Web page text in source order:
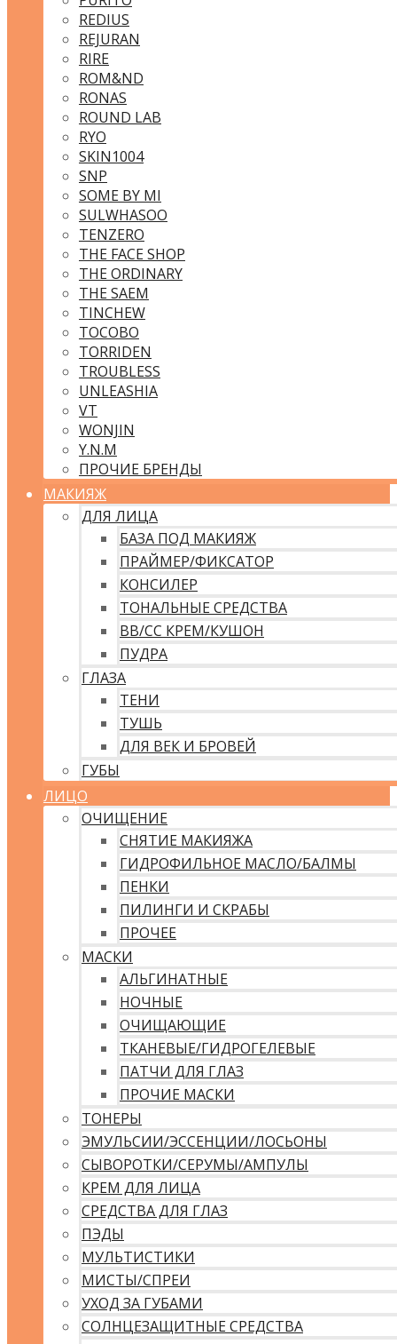
REDIUS
REJURAN
RIRE
ROM&ND
RONAS
ROUND LAB
RYO
SKIN1004
SNP
SOME BY MI
SULWHASOO
TENZERO
THE FACE SHOP
THE ORDINARY
THE SAEM
TINCHEW
TOCOBO
TORRIDEN
TROUBLESS
UNLEASHIA
VT
WONJIN
Y.N.M
ПРОЧИЕ БРЕНДЫ
МАКИЯЖ
ДЛЯ ЛИЦА
БАЗА ПОД МАКИЯЖ
ПРАЙМЕР/ФИКСАТОР
КОНСИЛЕР
ТОНАЛЬНЫЕ СРЕДСТВА
ВВ/CC КРЕМ/КУШОН
ПУДРА
ГЛАЗА
ТЕНИ
ТУШЬ
ДЛЯ ВЕК И БРОВЕЙ
ГУБЫ
ЛИЦО
ОЧИЩЕНИЕ
СНЯТИЕ МАКИЯЖА
ГИДРОФИЛЬНОЕ МАСЛО/БАЛМЫ
ПЕНКИ
ПИЛИНГИ И СКРАБЫ
ПРОЧЕЕ
МАСКИ
АЛЬГИНАТНЫЕ
НОЧНЫЕ
ОЧИЩАЮЩИЕ
ТКАНЕВЫЕ/ГИДРОГЕЛЕВЫЕ
ПАТЧИ ДЛЯ ГЛАЗ
ПРОЧИЕ МАСКИ
ТОНЕРЫ
ЭМУЛЬСИИ/ЭССЕНЦИИ/ЛОСЬОНЫ
СЫВОРОТКИ/СЕРУМЫ/АМПУЛЫ
КРЕМ ДЛЯ ЛИЦА
СРЕДСТВА ДЛЯ ГЛАЗ
ПЭДЫ
МУЛЬТИСТИКИ
МИСТЫ/СПРЕИ
УХОД ЗА ГУБАМИ
СОЛНЦЕЗАЩИТНЫЕ СРЕДСТВА